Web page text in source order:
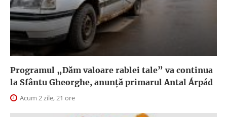
Programul „Dăm valoare rablei tale” va continua
la Sfântu Gheorghe, anunţă primarul Antal Árpád
Acum 2 zile, 21 ore